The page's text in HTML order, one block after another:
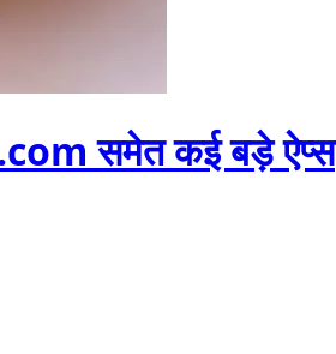
समेत कई बड़े ऐप्स